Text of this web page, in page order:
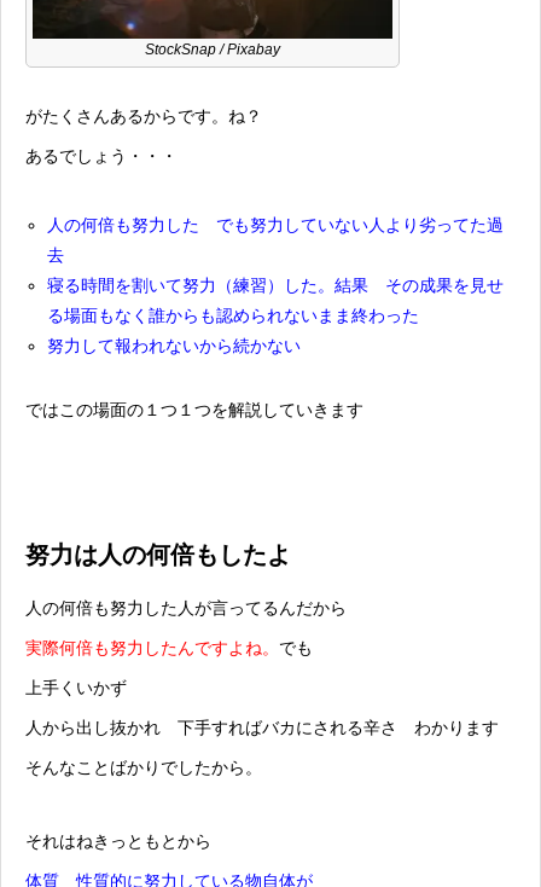
StockSnap / Pixabay
がたくさんあるからです。ね？
あるでしょう・・・
人の何倍も努力した でも努力していない人より劣ってた過
去
寝る時間を割いて努力（練習）した。結果 その成果を見せ
る場面もなく誰からも認められないまま終わった
努力して報われないから続かない
ではこの場面の１つ１つを解説していきます
努力は人の何倍もしたよ
人の何倍も努力した人が言ってるんだから
実際何倍も努力したんですよね。 でも
上手くいかず
人から出し抜かれ 下手すればバカにされる辛さ わかります
そんなことばかりでしたから。
それはねきっともとから
体質 性質的に努力している物自体が